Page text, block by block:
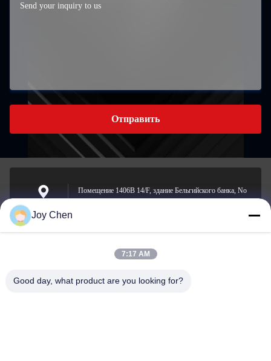
Отправить
Помещение 1406B 14/F, здание Бельгийского банка, No
Электронная
почта
Joy Chen
7:17 AM
Good day, what product are you looking for?